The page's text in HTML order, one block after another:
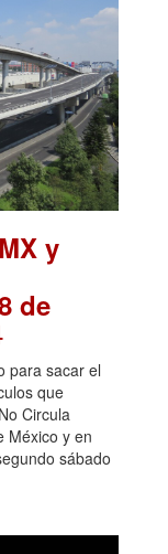
y
de
para sacar el
que
Circula
México y en
sábado